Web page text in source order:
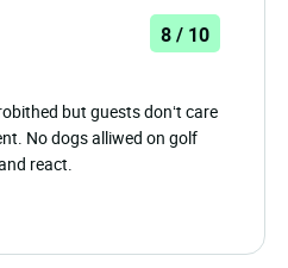
8 / 10
but guests don‘t care
No dogs alliwed on golf
react.